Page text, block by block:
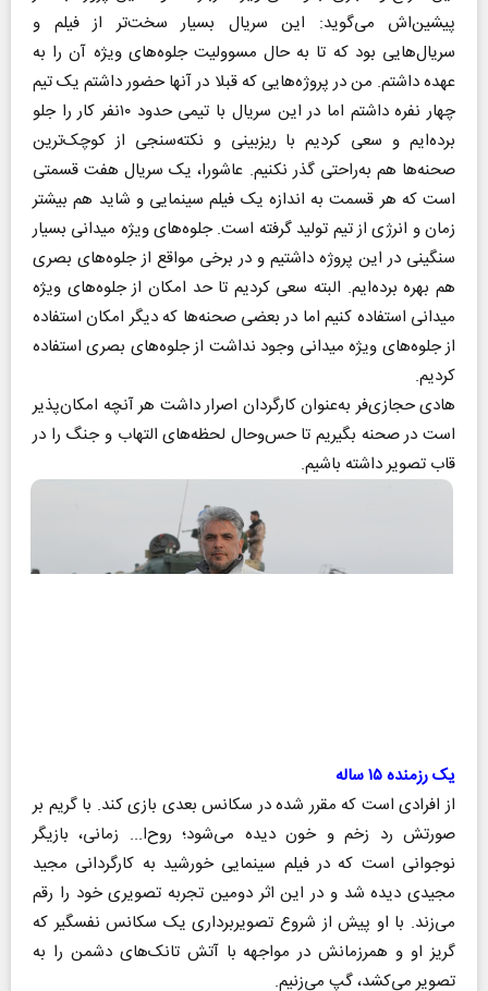
پیشین‌اش می‌گوید: این سریال بسیار سخت‌تر از فیلم و
سریال‌هایی بود که تا به حال مسوولیت جلوه‌های ویژه آن را به
عهده داشتم. من در پروژه‌هایی که قبلا در آنها حضور داشتم یک تیم
چهار نفره داشتم اما در این سریال با تیمی حدود ۱۰نفر کار را جلو
برده‌ایم و سعی کردیم با ریزبینی و نکته‌سنجی از کوچک‌ترین
صحنه‌ها هم به‌راحتی گذر نکنیم. عاشورا، یک سریال هفت قسمتی
است که هر قسمت به اندازه یک فیلم سینمایی و شاید هم بیشتر
زمان و انرژی از تیم تولید گرفته است. جلوه‌های ویژه میدانی بسیار
سنگینی در این پروژه داشتیم و در برخی مواقع از جلوه‌های بصری
هم بهره برده‌ایم. البته سعی کردیم تا حد امکان از جلوه‌های ویژه
میدانی استفاده کنیم اما در بعضی صحنه‌ها که دیگر امکان استفاده
از جلوه‌های ویژه میدانی وجود نداشت از جلوه‌های بصری استفاده
کردیم.
هادی حجازی‌فر به‌عنوان کارگردان اصرار داشت هر آنچه امکان‌پذیر
است در صحنه بگیریم تا حس‌و‌حال لحظه‌های التهاب و جنگ را در
قاب تصویر داشته باشیم.
یک رزمنده ۱۵ ساله
از افرادی است که مقرر شده در سکانس بعدی بازی کند. با گریم بر
صورتش رد زخم و خون دیده می‌شود؛ روح‌ا... زمانی، بازیگر
نوجوانی است که در فیلم سینمایی خورشید به کارگردانی مجید
مجیدی دیده شد و در این اثر دومین تجربه تصویری خود را رقم
می‌زند. با او پیش از شروع تصویربرداری یک سکانس نفسگیر که
گریز او و همرزمانش در مواجهه با آتش تانک‌های دشمن را به
تصویر می‌کشد، گپ می‌زنیم.